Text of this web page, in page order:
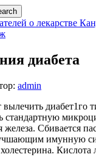
о лекарстве
диабета
admin
стандартную
Сбивается
имунную